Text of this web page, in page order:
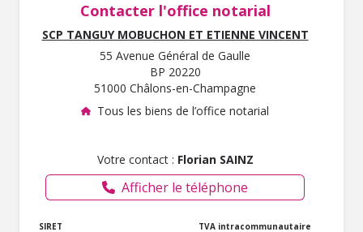
Contacter l'office notarial
SCP TANGUY MOBUCHON ET ETIENNE VINCENT
55 Avenue Général de Gaulle
BP 20220
51000 Châlons-en-Champagne
Tous les biens de l’office notarial
Votre contact : Florian SAINZ
Afficher le téléphone
SIRET TVA intracommunautaire